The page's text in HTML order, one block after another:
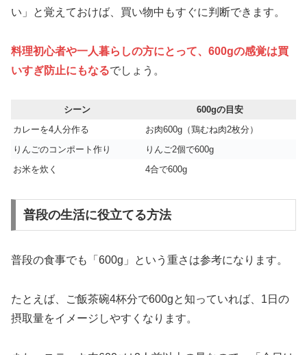
い」と覚えておけば、買い物中もすぐに判断できます。
料理初心者や一人暮らしの方にとって、600gの感覚は買
いすぎ防止にもなるでしょう。
シーン
600gの目安
カレーを4人分作る
お肉600g（鶏むね肉2枚分）
りんごのコンポート作り
りんご2個で600g
お米を炊く
4合で600g
普段の生活に役立てる方法
普段の食事でも「600g」という重さは参考になります。
たとえば、ご飯茶碗4杯分で600gと知っていれば、1日の
摂取量をイメージしやすくなります。